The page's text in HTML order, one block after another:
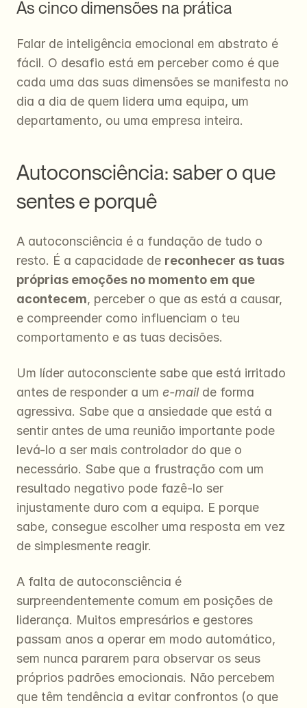
As cinco dimensões na prática
Falar de inteligência emocional em abstrato é
fácil. O desafio está em perceber como é que
cada uma das suas dimensões se manifesta no
dia a dia de quem lidera uma equipa, um
departamento, ou uma empresa inteira.
Autoconsciência: saber o que
sentes e porquê
A autoconsciência é a fundação de tudo o
resto. É a capacidade de reconhecer as tuas
próprias emoções no momento em que
acontecem, perceber o que as está a causar,
e compreender como influenciam o teu
comportamento e as tuas decisões.
Um líder autoconsciente sabe que está irritado
antes de responder a um e-mail de forma
agressiva. Sabe que a ansiedade que está a
sentir antes de uma reunião importante pode
levá-lo a ser mais controlador do que o
necessário. Sabe que a frustração com um
resultado negativo pode fazê-lo ser
injustamente duro com a equipa. E porque
sabe, consegue escolher uma resposta em vez
de simplesmente reagir.
A falta de autoconsciência é
surpreendentemente comum em posições de
liderança. Muitos empresários e gestores
passam anos a operar em modo automático,
sem nunca pararem para observar os seus
próprios padrões emocionais. Não percebem
que têm tendência a evitar confrontos (o que